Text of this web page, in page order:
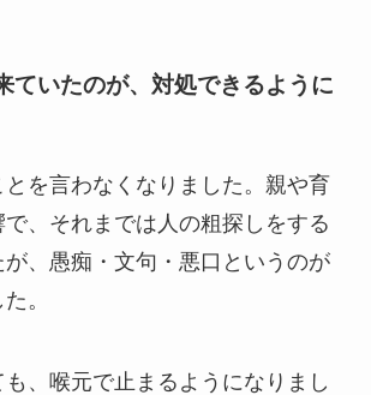
ていたのが、対処できるように
を言わなくなりました。親や育
、それまでは人の粗探しをする
、愚痴・文句・悪口というのが
。
、喉元で止まるようになりまし